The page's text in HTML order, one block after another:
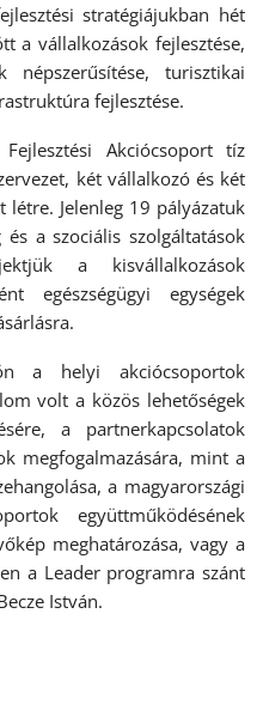
stratégiájukban hét
a vállalkozások fejlesztése,
népszerűsítése, turisztikai
fejlesztése.
Akciócsoport tíz
két vállalkozó és két
létre. Jelenleg 19 pályázatuk
a szociális szolgáltatások
a kisvállalkozások
egészségügyi egységek
a helyi akciócsoportok
volt a közös lehetőségek
a partnerkapcsolatok
megfogalmazására, mint a
a magyarországi
együttműködésének
meghatározása, vagy a
a Leader programra szánt
István.